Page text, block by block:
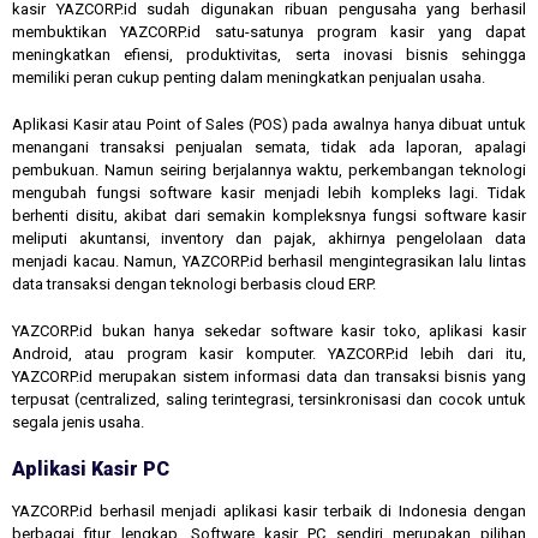
kasir YAZCORP.id sudah digunakan ribuan pengusaha yang berhasil
membuktikan YAZCORP.id satu-satunya program kasir yang dapat
meningkatkan efiensi, produktivitas, serta inovasi bisnis sehingga
memiliki peran cukup penting dalam meningkatkan penjualan usaha.
Aplikasi Kasir atau Point of Sales (POS) pada awalnya hanya dibuat untuk
menangani transaksi penjualan semata, tidak ada laporan, apalagi
pembukuan. Namun seiring berjalannya waktu, perkembangan teknologi
mengubah fungsi software kasir menjadi lebih kompleks lagi. Tidak
berhenti disitu, akibat dari semakin kompleksnya fungsi software kasir
meliputi akuntansi, inventory dan pajak, akhirnya pengelolaan data
menjadi kacau. Namun, YAZCORP.id berhasil mengintegrasikan lalu lintas
data transaksi dengan teknologi berbasis cloud ERP.
YAZCORP.id bukan hanya sekedar software kasir toko, aplikasi kasir
Android, atau program kasir komputer. YAZCORP.id lebih dari itu,
YAZCORP.id merupakan sistem informasi data dan transaksi bisnis yang
terpusat (centralized, saling terintegrasi, tersinkronisasi dan cocok untuk
segala jenis usaha.
Aplikasi Kasir PC
YAZCORP.id berhasil menjadi aplikasi kasir terbaik di Indonesia dengan
berbagai fitur lengkap. Software kasir PC sendiri merupakan pilihan